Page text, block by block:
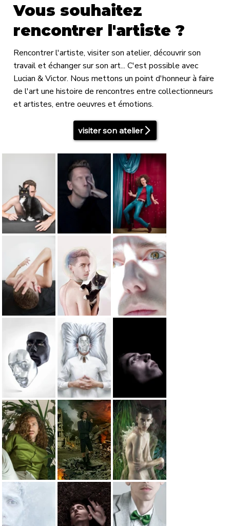
Vous souhaitez
rencontrer l'artiste ?
Rencontrer l'artiste, visiter son atelier, découvrir son
travail et échanger sur son art... C'est possible avec
Lucian & Victor. Nous mettons un point d'honneur à faire
de l'art une histoire de rencontres entre collectionneurs
et artistes, entre oeuvres et émotions.
visiter son atelier